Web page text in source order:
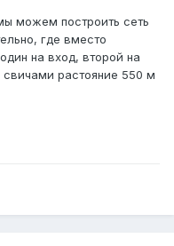
можем построить сеть
где вместо
на вход, второй на
растояние 550 м